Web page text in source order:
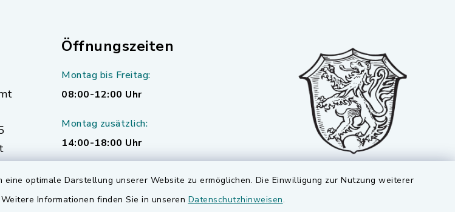
optimale Darstellung unserer Website zu ermöglichen. Die Einwilligung zur Nutzung weiterer
Informationen finden Sie in unseren Datenschutzhinweisen.
Öffnungszeiten
Montag bis Freitag:
08:00-12:00 Uhr
Montag zusätzlich:
14:00-18:00 Uhr